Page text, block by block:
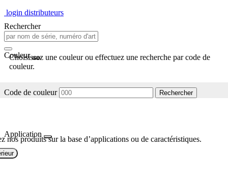
login distributeurs
Rechercher
Couleur
Choisissez une couleur ou effectuez une recherche par code de
couleur.
Code de couleur Rechercher
Application
nos produits sur la base d’applications ou de caractéristiques.